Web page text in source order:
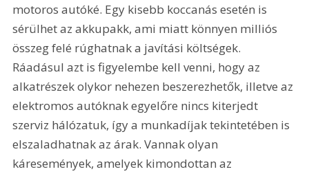
motoros autóké. Egy kisebb koccanás esetén is
sérülhet az akkupakk, ami miatt könnyen milliós
összeg felé rúghatnak a javítási költségek.
Ráadásul azt is figyelembe kell venni, hogy az
alkatrészek olykor nehezen beszerezhetők, illetve az
elektromos autóknak egyelőre nincs kiterjedt
szerviz hálózatuk, így a munkadíjak tekintetében is
elszaladhatnak az árak. Vannak olyan
káresemények, amelyek kimondottan az